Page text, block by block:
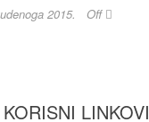
2015. Off
KORISNI LINKOVI